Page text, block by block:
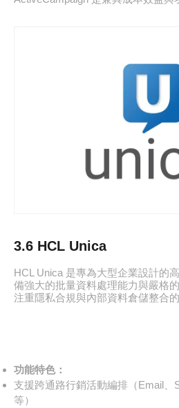
3.6 HCL Unica
HCL Unica 是專為大型企業設計的
備強大的批量資料處理能力與嚴格
注重隱私合規與內部資料倉儲整合的
功能特色：
支援跨通路行銷活動編排（Email、
等）